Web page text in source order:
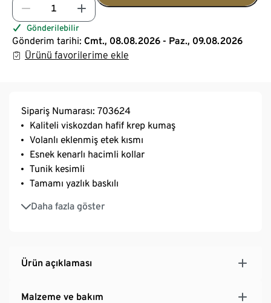
Gönderilebilir
Gönderim tarihi: Cmt., 08.08.2026 - Paz., 09.08.2026
Ürünü favorilerime ekle
Sipariş Numarası: 703624
Kaliteli viskozdan hafif krep kumaş
Volanlı eklenmiş etek kısmı
Esnek kenarlı hacimli kollar
Tunik kesimli
Tamamı yazlık baskılı
Daha fazla göster
Ekleme bordür
Ürün açıklaması
Malzeme ve bakım